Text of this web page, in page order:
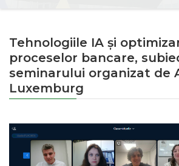
Tehnologiile IA și
proceselor bancare,
seminarului organizat de
Luxemburg